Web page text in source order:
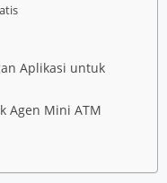
Aplikasi untuk
Agen Mini ATM